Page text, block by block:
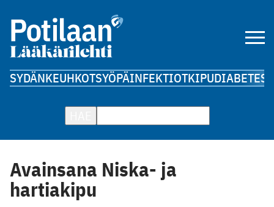
SYDÄNKEUHKOTSYÖPÄINFEKTIOTKIPUDIABETES
Avainsana Niska- ja
hartiakipu